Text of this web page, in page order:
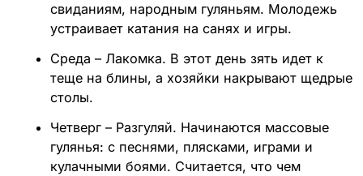
свиданиям, народным гуляньям. Молодежь
устраивает катания на санях и игры.
Среда – Лакомка. В этот день зять идет к
теще на блины, а хозяйки накрывают щедрые
столы.
Четверг – Разгуляй. Начинаются массовые
гулянья: с песнями, плясками, играми и
кулачными боями. Считается, что чем